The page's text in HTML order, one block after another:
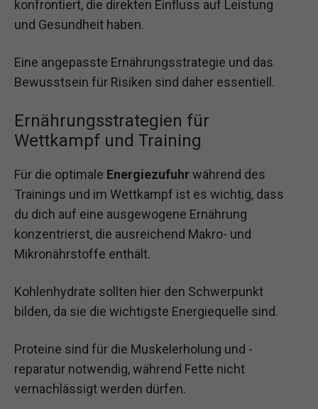
konfrontiert, die direkten Einfluss auf Leistung
und Gesundheit haben.
Eine angepasste Ernährungsstrategie und das
Bewusstsein für Risiken sind daher essentiell.
Ernährungsstrategien für
Wettkampf und Training
Für die optimale Energiezufuhrwährend des
Trainings und im Wettkampf ist es wichtig, dass
du dich auf eine ausgewogene Ernährung
konzentrierst, die ausreichend Makro- und
Mikronährstoffe enthält.
Kohlenhydrate sollten hier den Schwerpunkt
bilden, da sie die wichtigste Energiequelle sind.
Proteine sind für die Muskelerholung und -
reparatur notwendig, während Fette nicht
vernachlässigt werden dürfen.